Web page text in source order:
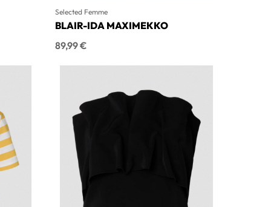
Selected Femme
BLAIR-IDA MAXIMEKKO
Hinta
89,99 €